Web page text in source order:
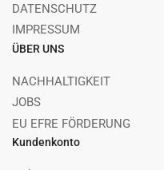
DATENSCHUTZ
IMPRESSUM
ÜBER UNS
NACHHALTIGKEIT
JOBS
EU EFRE FÖRDERUNG
Kundenkonto